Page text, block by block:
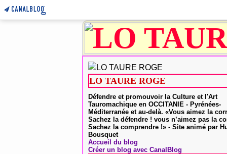
LO TAURE ROGE
Défendre et promouvoir la Culture et l'Art
Tauromachique en OCCITANIE - Pyrénées-
Méditerranée et au-delà. «Vous aimez la
Sachez la défendre ! vous n’aimez pas la
Sachez la comprendre !» - Site animé par
Bousquet
Accueil du blog
Créer un blog avec CanalBlog